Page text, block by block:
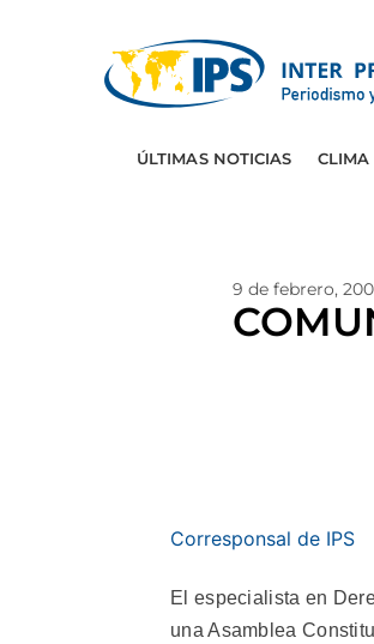
ÚLTIMAS NOTICIAS CLIMA
9 de febrero,
Corresponsal de IPS
El especialista en
una Asamblea